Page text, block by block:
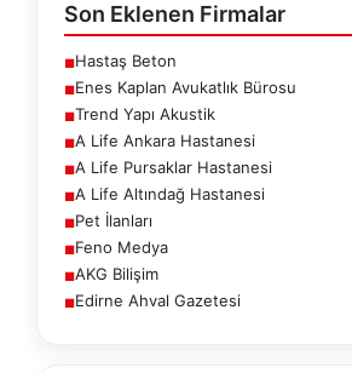
Son Eklenen Firmalar
■Hastaş Beton
■Enes Kaplan Avukatlık Bürosu
■Trend Yapı Akustik
■A Life Ankara Hastanesi
■A Life Pursaklar Hastanesi
■A Life Altındağ Hastanesi
■Pet İlanları
■Feno Medya
■AKG Bilişim
■Edirne Ahval Gazetesi